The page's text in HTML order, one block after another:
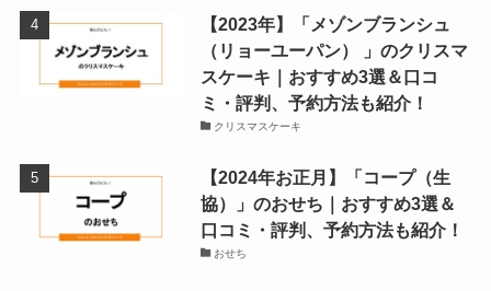
【2023年】「メゾンブランシュ
（リョーユーパン） 」のクリスマ
スケーキ｜おすすめ3選＆口コ
ミ・評判、予約方法も紹介！
クリスマスケーキ
【2024年お正月】「コープ（生
協）」のおせち｜おすすめ3選＆
口コミ・評判、予約方法も紹介！
おせち